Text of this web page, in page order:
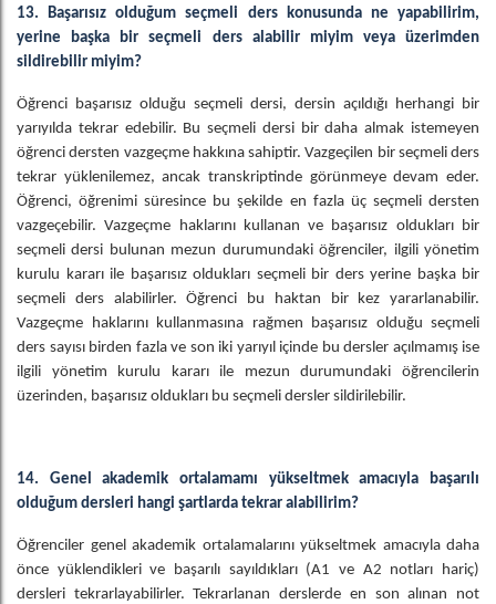
13. Başarısız olduğum seçmeli ders konusunda ne yapabilirim,
yerine başka bir seçmeli ders alabilir miyim veya üzerimden
sildirebilir miyim?
Öğrenci başarısız olduğu seçmeli dersi, dersin açıldığı herhangi bir
yarıyılda tekrar edebilir. Bu seçmeli dersi bir daha almak istemeyen
öğrenci dersten vazgeçme hakkına sahiptir. Vazgeçilen bir seçmeli ders
tekrar yüklenilemez, ancak transkriptinde görünmeye devam eder.
Öğrenci, öğrenimi süresince bu şekilde en fazla üç seçmeli dersten
vazgeçebilir. Vazgeçme haklarını kullanan ve başarısız oldukları bir
seçmeli dersi bulunan mezun durumundaki öğrenciler, ilgili yönetim
kurulu kararı ile başarısız oldukları seçmeli bir ders yerine başka bir
seçmeli ders alabilirler. Öğrenci bu haktan bir kez yararlanabilir.
Vazgeçme haklarını kullanmasına rağmen başarısız olduğu seçmeli
ders sayısı birden fazla ve son iki yarıyıl içinde bu dersler açılmamış ise
ilgili yönetim kurulu kararı ile mezun durumundaki öğrencilerin
üzerinden, başarısız oldukları bu seçmeli dersler sildirilebilir.
14. Genel akademik ortalamamı yükseltmek amacıyla başarılı
olduğum dersleri hangi şartlarda tekrar alabilirim?
Öğrenciler genel akademik ortalamalarını yükseltmek amacıyla daha
önce yüklendikleri ve başarılı sayıldıkları (A1 ve A2 notları hariç)
dersleri tekrarlayabilirler. Tekrarlanan derslerde en son alınan not